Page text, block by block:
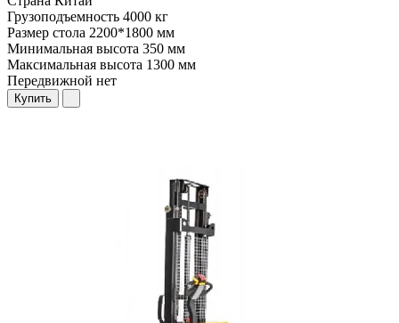
Грузоподъемность 4000 кг
Размер стола 2200*1800 мм
Минимальная высота 350 мм
Максимальная высота 1300 мм
Передвижной нет
Купить